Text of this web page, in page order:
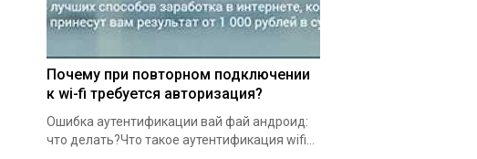
Почему при повторном подключении
к wi-fi требуется авторизация?
Ошибка аутентификации вай фай андроид:
что делать?Что такое аутентификация wifi...